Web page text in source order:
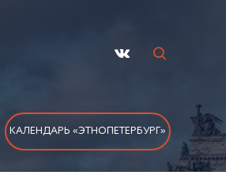
КАЛЕНДАРЬ «ЭТНОПЕТЕРБУРГ»